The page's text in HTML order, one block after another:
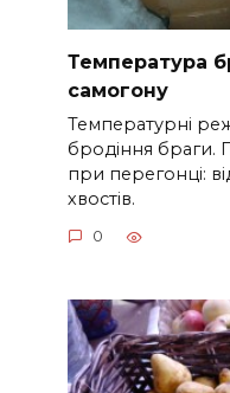
Температура
самогону
Температурні
бродіння браги.
при перегонці:
хвостів.
0